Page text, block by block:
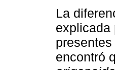
La
explicada
encontró